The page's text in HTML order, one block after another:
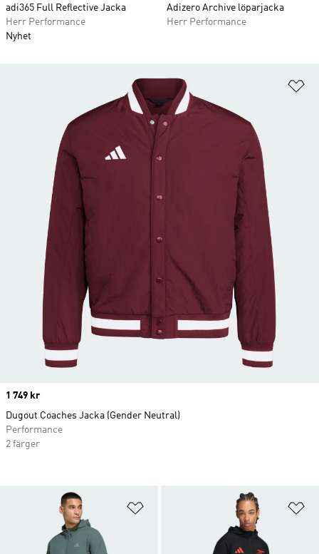
adi365 Full Reflective Jacka
Herr Performance
Nyhet
Adizero Archive löparjacka
Herr Performance
Lägg till på önskelistan
Price
1 749 kr
Dugout Coaches Jacka (Gender Neutral)
Performance
2 färger